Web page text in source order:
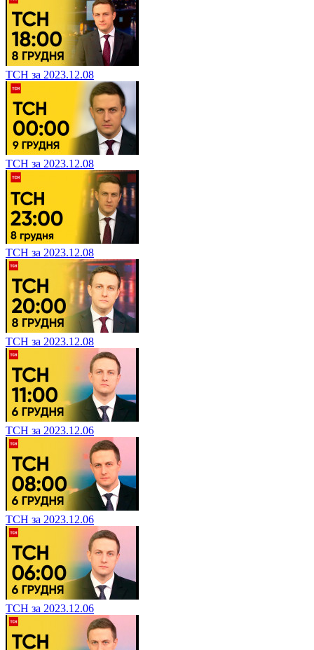
ТСН за 2023.12.08
ТСН за 2023.12.08
ТСН за 2023.12.08
ТСН за 2023.12.08
ТСН за 2023.12.06
ТСН за 2023.12.06
ТСН за 2023.12.06